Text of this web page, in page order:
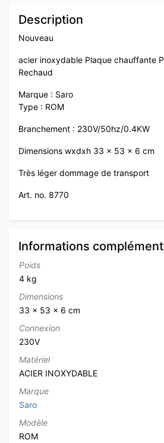
Description
Nouveau
acier inoxydable Plaque chauffante
Rechaud
Marque : Saro
Type : ROM
Branchement : 230V/50hz/0.4KW
Dimensions wxdxh 33 x 53 x 6 cm
Très léger dommage de transport
Art. no. 8770
Informations
Poids
4 kg
Dimensions
33 × 53 × 6 cm
Connexion
230V
Matériel
ACIER INOXYDABLE
Marque
Saro
Modèle
ROM